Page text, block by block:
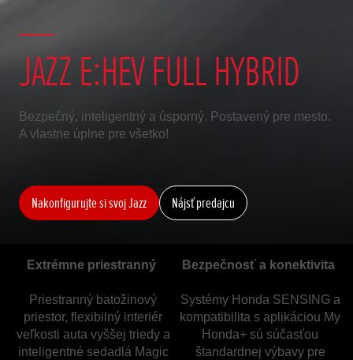
JAZZ E:HEV FULL HYBRID
Bezpečný, inteligentný a úsporný. Postavený pre mesto.
A vlastne úplne pre všetko!
Nakonfigurujte si svoj Jazz Nájsť predajcu
Extrémne priestranný
Priestranný batožinový
priestor, flexibilný interiér
veľkosti auta vyššej triedy a
inteligentné sedadlá Magic
Bezpečnosť a konektivita
Systémy Honda SENSING a
kompatibilita s aplikáciou My
Honda+ sú súčasťou
štandardnej výbavy pre